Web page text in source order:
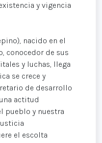
y vigencia
nacido en el
conocedor de sus
y luchas, llega
se crece y
de desarrollo
actitud
pueblo y nuestra
el escolta